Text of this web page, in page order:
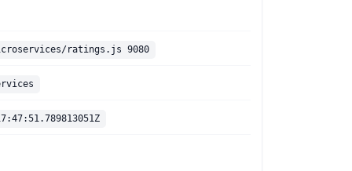
ratings.js 9080